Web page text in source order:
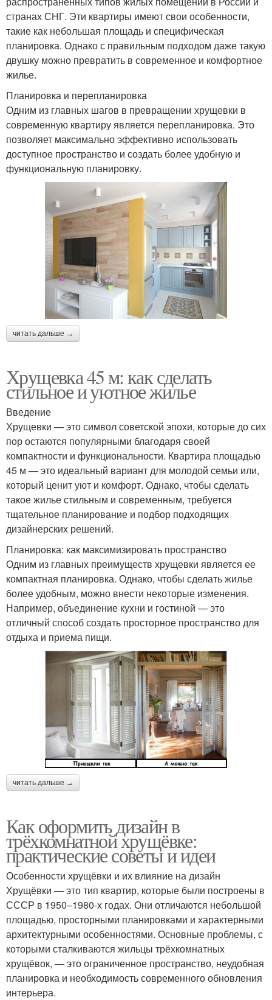
странах СНГ. Эти квартиры имеют свои особенности,
такие как небольшая площадь и специфическая
планировка. Однако с правильным подходом даже такую
двушку можно превратить в современное и комфортное
жилье.
Планировка и перепланировка
Одним из главных шагов в превращении хрущевки в
современную квартиру является перепланировка. Это
позволяет максимально эффективно использовать
доступное пространство и создать более удобную и
функциональную планировку.
читать дальше →
Хрущевка 45 м: как сделать
стильное и уютное жилье
Введение
Хрущевки — это символ советской эпохи, которые до сих
пор остаются популярными благодаря своей
компактности и функциональности. Квартира площадью
45 м — это идеальный вариант для молодой семьи или,
который ценит уют и комфорт. Однако, чтобы сделать
такое жилье стильным и современным, требуется
тщательное планирование и подбор подходящих
дизайнерских решений.
Планировка: как максимизировать пространство
Одним из главных преимуществ хрущевки является ее
компактная планировка. Однако, чтобы сделать жилье
более удобным, можно внести некоторые изменения.
Например, объединение кухни и гостиной — это
отличный способ создать просторное пространство для
отдыха и приема пищи.
читать дальше →
Как оформить дизайн в
трёхкомнатной хрущёвке:
практические советы и идеи
Особенности хрущёвки и их влияние на дизайн
Хрущёвки — это тип квартир, которые были построены в
СССР в 1950–1980-х годах. Они отличаются небольшой
площадью, просторными планировками и характерными
архитектурными особенностями. Основные проблемы, с
которыми сталкиваются жильцы трёхкомнатных
хрущёвок, — это ограниченное пространство, неудобная
планировка и необходимость современного обновления
интерьера.